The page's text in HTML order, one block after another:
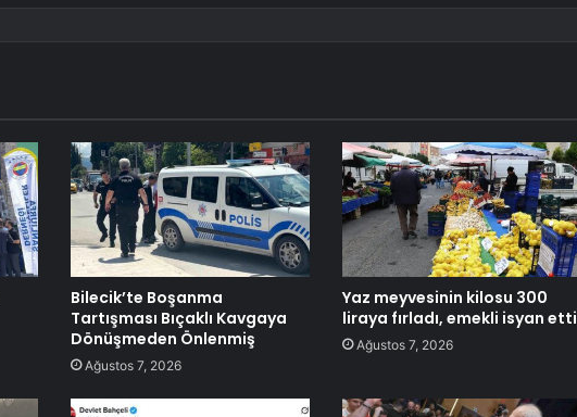
Bilecik’te Boşanma
Tartışması Bıçaklı Kavgaya
Dönüşmeden Önlenmiş
Ağustos 7, 2026
Yaz meyvesinin kilosu 300
liraya fırladı, emekli isyan etti
Ağustos 7, 2026